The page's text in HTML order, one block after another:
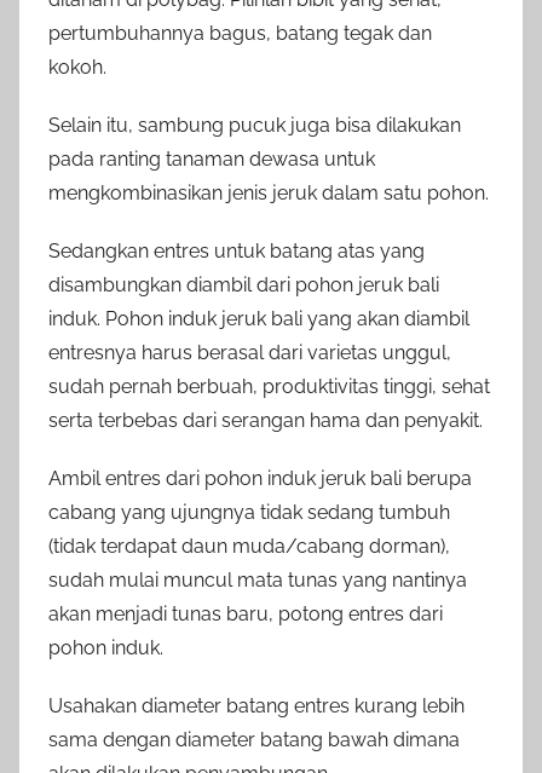
pertumbuhannya bagus, batang tegak dan
kokoh.
Selain itu, sambung pucuk juga bisa dilakukan
pada ranting tanaman dewasa untuk
mengkombinasikan jenis jeruk dalam satu pohon.
Sedangkan entres untuk batang atas yang
disambungkan diambil dari pohon jeruk bali
induk. Pohon induk jeruk bali yang akan diambil
entresnya harus berasal dari varietas unggul,
sudah pernah berbuah, produktivitas tinggi, sehat
serta terbebas dari serangan hama dan penyakit.
Ambil entres dari pohon induk jeruk bali berupa
cabang yang ujungnya tidak sedang tumbuh
(tidak terdapat daun muda/cabang dorman),
sudah mulai muncul mata tunas yang nantinya
akan menjadi tunas baru, potong entres dari
pohon induk.
Usahakan diameter batang entres kurang lebih
sama dengan diameter batang bawah dimana